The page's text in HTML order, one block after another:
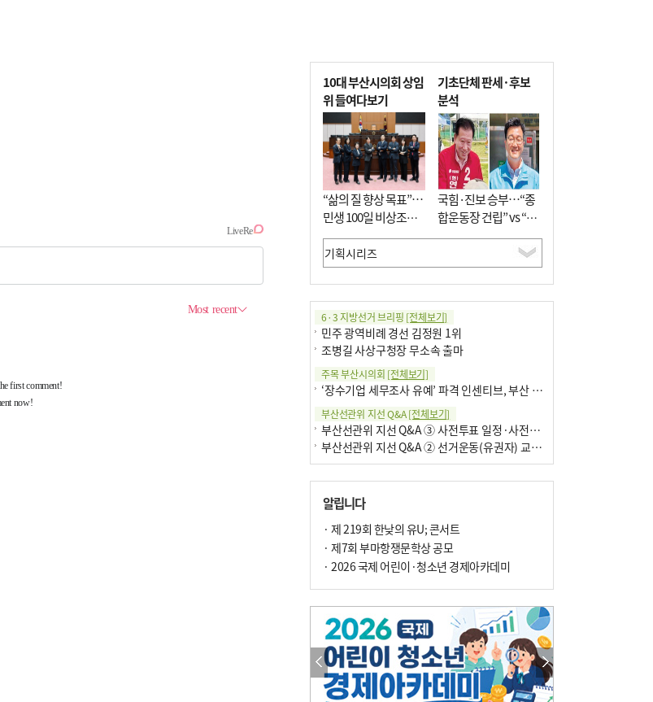
10대 부산시의회 상임
위 들여다보기
“삶의 질 향상 목표”…
민생 100일 비상조치
면밀 심사
기초단체 판세·후보
분석
국힘·진보 승부…“종
합운동장 건립” vs “출
근 공공버스 도입”
6·3 지방선거 브리핑 [전체보기]
민주 광역비례 경선 김정원 1위
조병길 사상구청장 무소속 출마
주목 부산시의회 [전체보기]
‘장수기업 세무조사 유예’ 파격 인센티브, 부산 유출 막을까
부산선관위 지선 Q&A[전체보기]
부산선관위 지선 Q&A ③ 사전투표 일정·사전투표함 보관
부산선관위 지선 Q&A ② 선거운동(유권자) 교육감투표용지
알립니다
· 제 219회 한낮의 유U; 콘서트
· 제7회 부마항쟁문학상 공모
· 2026 국제 어린이·청소년 경제아카데미